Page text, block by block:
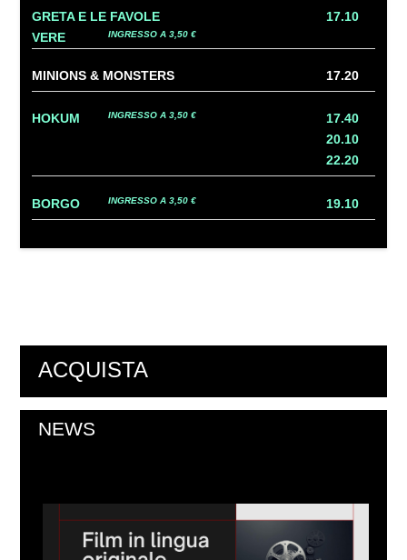
GRETA E LE FAVOLE
VERE
INGRESSO A 3,50 €
17.10
MINIONS & MONSTERS 17.20
HOKUM INGRESSO A 3,50 €
17.40
20.10
22.20
BORGO INGRESSO A 3,50 € 19.10
ACQUISTA
NEWS